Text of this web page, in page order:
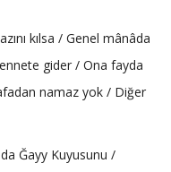
kılsa / Genel mânâda
gider / Ona fayda
namaz yok / Diğer
Ğayy Kuyusunu /